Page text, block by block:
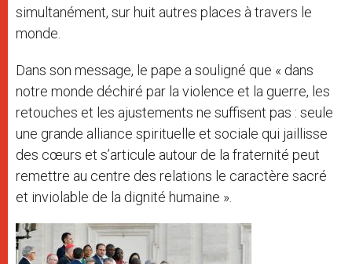
simultanément, sur huit autres places à travers le
monde.
Dans son message, le pape a souligné que « dans
notre monde déchiré par la violence et la guerre, les
retouches et les ajustements ne suffisent pas : seule
une grande alliance spirituelle et sociale qui jaillisse
des cœurs et s’articule autour de la fraternité peut
remettre au centre des relations le caractère sacré
et inviolable de la dignité humaine ».